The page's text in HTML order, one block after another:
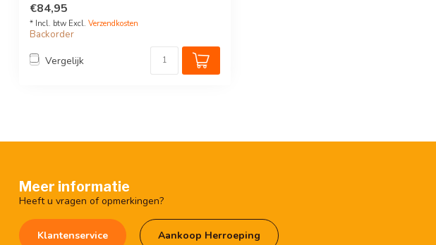
€84,95
* Incl. btw Excl. Verzendkosten
Backorder
Vergelijk
Meer informatie
Heeft u vragen of opmerkingen?
Klantenservice Aankoop Herroeping